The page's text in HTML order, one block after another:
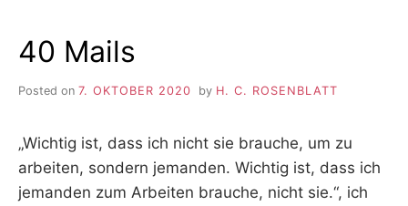
40 Mails
Posted on 7. OKTOBER 2020 by H. C. ROSENBLATT
„Wichtig ist, dass ich nicht sie brauche, um zu
arbeiten, sondern jemanden. Wichtig ist, dass ich
jemanden zum Arbeiten brauche, nicht sie.“, ich